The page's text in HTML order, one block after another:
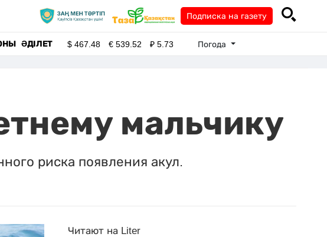
Подписка на газету
ӘДІЛЕТ $467.48 €539.52 ₽5.73 Погода
мальчику
риска появления акул.
Читают на Liter